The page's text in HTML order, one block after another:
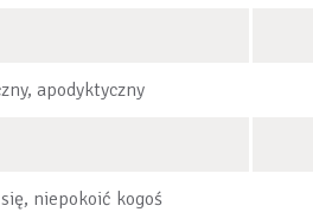
apodyktyczny
niepokoić kogoś